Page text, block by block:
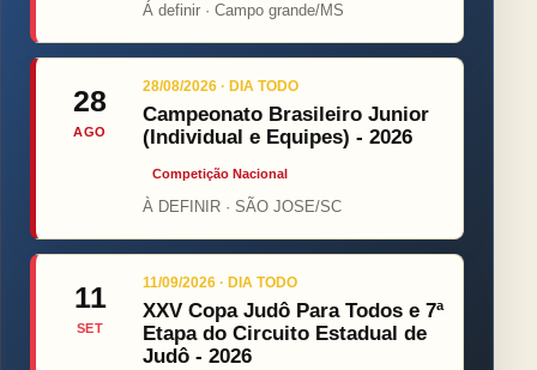
Á definir · Campo grande/MS
28
AGO
28/08/2026 · DIA TODO
Campeonato Brasileiro Junior
(Individual e Equipes) - 2026
Competição Nacional
À DEFINIR · SÃO JOSE/SC
11
SET
11/09/2026 · DIA TODO
XXV Copa Judô Para Todos e 7ª
Etapa do Circuito Estadual de
Judô - 2026